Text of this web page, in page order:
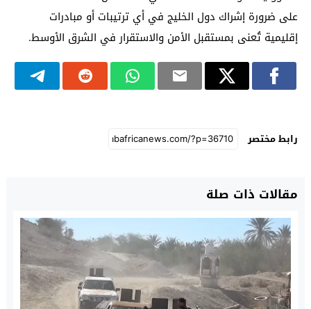
على ضرورة إشراك دول الخليج في أي ترتيبات أو مبادرات
إقليمية تُعنى بمستقبل الأمن والاستقرار في الشرق الأوسط.
رابط مختصر
مقالات ذات صلة